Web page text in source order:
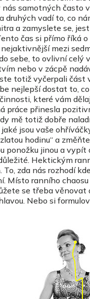
samotných často
druhých vadí to, co
a zamyslete se,
čas si přímo říká
mezi
sebe, to ovlivní
nebo v zácpě
totiž vyčerpali část
nejlepší dostat to,
které vám
práce přinesla
mě totiž dobře
jsou vaše
hodinu“ a
ponožku jinou a
Hektickým
zda nás rozhodí
Místo ranního
se třeba
Nebo si